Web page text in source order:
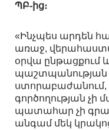
ՊԲ-ից։
«Ինչպես արդեն
առաջ,
օրվա ընթացքում
պաշտպանության
ստորաբաժանում,
գործողության
պատահար չի
անգամ մեկ կրակոց